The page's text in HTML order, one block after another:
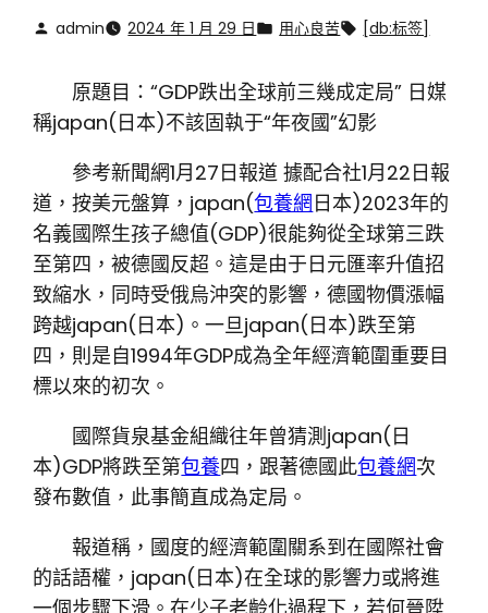
admin 2024 年 1 月 29 日 用心良苦 [db:标签]
原題目：“GDP跌出全球前三幾成定局” 日媒
稱japan(日本)不該固執于“年夜國”幻影
參考新聞網1月27日報道 據配合社1月22日報
道，按美元盤算，japan(包養網 日本)2023年的
名義國際生孩子總值(GDP)很能夠從全球第三跌
至第四，被德國反超。這是由于日元匯率升值招
致縮水，同時受俄烏沖突的影響，德國物價漲幅
跨越japan(日本)。一旦japan(日本)跌至第
四，則是自1994年GDP成為全年經濟範圍重要目
標以來的初次。
國際貨泉基金組織往年曾猜測japan(日
本)GDP將跌至第包養四，跟著德國此包養網次
發布數值，此事簡直成為定局。
報道稱，國度的經濟範圍關系到在國際社會
的話語權，japan(日本)在全球的影響力或將進